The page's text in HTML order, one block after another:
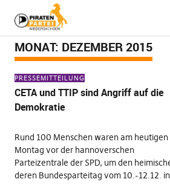
MONAT: DEZEMBER 2015
PRESSEMITTEILUNG
CETA und TTIP sind Angriff auf die
Demokratie
Rund 100 Menschen waren am heutigen
Montag vor der hannoverschen
Parteizentrale der SPD, um den
deren Bundesparteitag vom 10.-12.12.